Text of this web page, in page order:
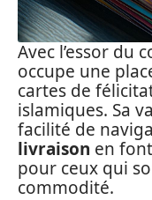
Avec l’essor du
occupe une
cartes de
islamiques. Sa
facilité de
livraison en
pour ceux qui
commodité.